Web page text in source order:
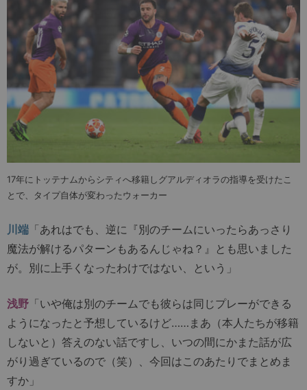
17年にトッテナムからシティへ移籍しグアルディオラの指導を受けたこ
とで、タイプ自体が変わったウォーカー
川端 「あれはでも、逆に『別のチームにいったらあっさり
魔法が解けるパターンもあるんじゃね？』とも思いました
が。別に上手くなったわけではない、という」
浅野 「いや俺は別のチームでも彼らは同じプレーができる
ようになったと予想しているけど……まあ（本人たちが移籍
しないと）答えのない話ですし、いつの間にかまた話が広
がり過ぎているので（笑）、今回はこのあたりでまとめま
すか」